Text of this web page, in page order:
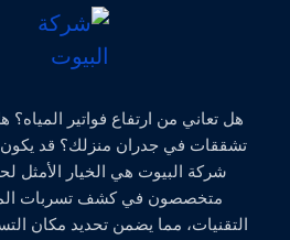
هل تعاني من ارتفاع فواتير
تشققات في جدران منزلك؟ قد
شركة البيوت هي الخيار الأمثل
متخصصون في كشف تسربات
التقنيات، مما يضمن تحديد مكان